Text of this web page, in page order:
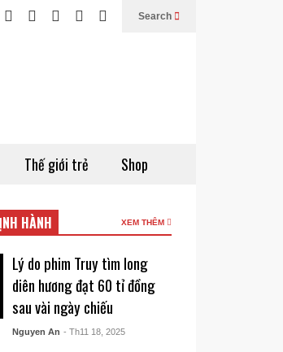
Search
Thế giới trẻ Shop
HÀNH XEM THÊM
Lý do phim Truy tìm long
diên hương đạt 60 tỉ đồng
sau vài ngày chiếu
Nguyen An - Th11 18, 2025